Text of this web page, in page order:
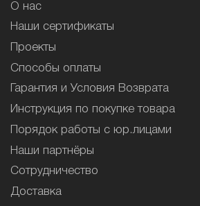
О нас
Наши сертификаты
Проекты
Способы оплаты
Гарантия и Условия Возврата
Инструкция по покупке товара
Порядок работы с юр.лицами
Наши партнёры
Сотрудничество
Доставка